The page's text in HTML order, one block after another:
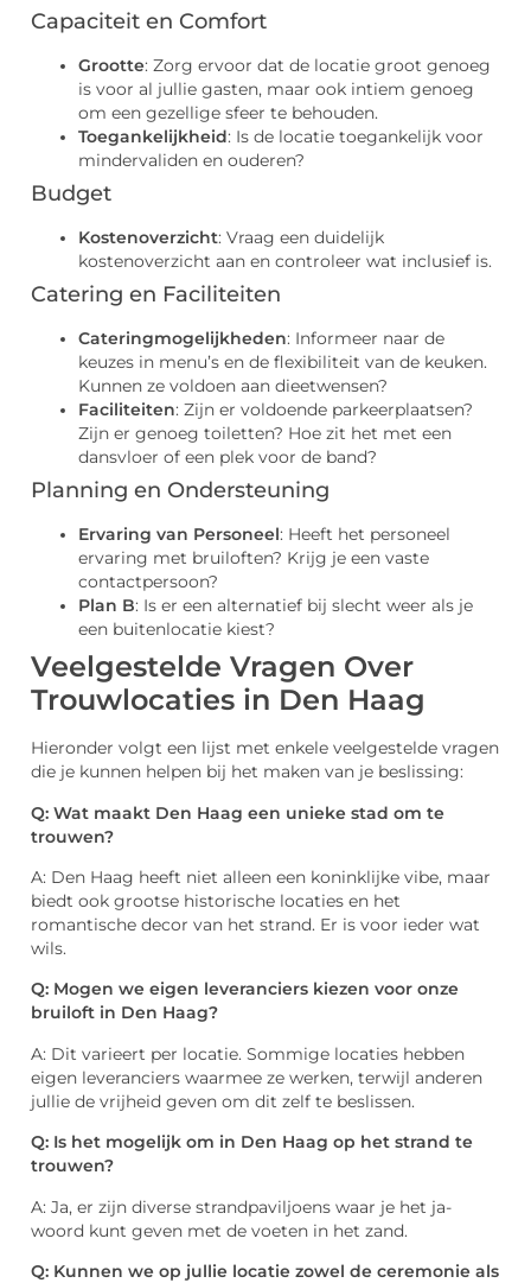
Capaciteit en Comfort
Grootte: Zorg ervoor dat de locatie groot genoeg
is voor al jullie gasten, maar ook intiem genoeg
om een gezellige sfeer te behouden.
Toegankelijkheid: Is de locatie toegankelijk voor
mindervaliden en ouderen?
Budget
Kostenoverzicht: Vraag een duidelijk
kostenoverzicht aan en controleer wat inclusief is.
Catering en Faciliteiten
Cateringmogelijkheden: Informeer naar de
keuzes in menu’s en de flexibiliteit van de keuken.
Kunnen ze voldoen aan dieetwensen?
Faciliteiten: Zijn er voldoende parkeerplaatsen?
Zijn er genoeg toiletten? Hoe zit het met een
dansvloer of een plek voor de band?
Planning en Ondersteuning
Ervaring van Personeel: Heeft het personeel
ervaring met bruiloften? Krijg je een vaste
contactpersoon?
Plan B: Is er een alternatief bij slecht weer als je
een buitenlocatie kiest?
Veelgestelde Vragen Over
Trouwlocaties in Den Haag
Hieronder volgt een lijst met enkele veelgestelde vragen
die je kunnen helpen bij het maken van je beslissing:
Q: Wat maakt Den Haag een unieke stad om te
trouwen?
A: Den Haag heeft niet alleen een koninklijke vibe, maar
biedt ook grootse historische locaties en het
romantische decor van het strand. Er is voor ieder wat
wils.
Q: Mogen we eigen leveranciers kiezen voor onze
bruiloft in Den Haag?
A: Dit varieert per locatie. Sommige locaties hebben
eigen leveranciers waarmee ze werken, terwijl anderen
jullie de vrijheid geven om dit zelf te beslissen.
Q: Is het mogelijk om in Den Haag op het strand te
trouwen?
A: Ja, er zijn diverse strandpaviljoens waar je het ja-
woord kunt geven met de voeten in het zand.
Q: Kunnen we op jullie locatie zowel de ceremonie als